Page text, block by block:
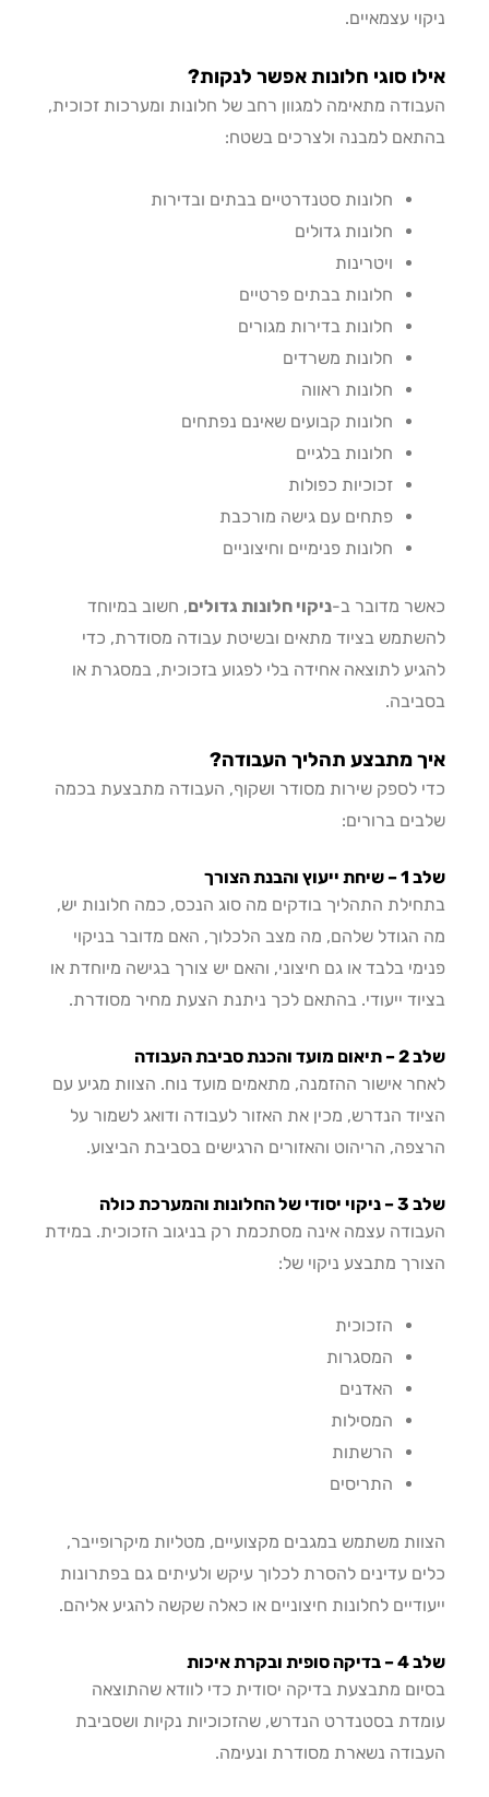
עצמאיים.
סוגי חלונות אפשר לנקות?
מתאימה למגוון רחב של חלונות ומערכות זכוכית,
למבנה ולצרכים בשטח:
חלונות סטנדרטיים בבתים ובדירות
חלונות גדולים
ויטרינות
חלונות בבתים פרטיים
חלונות בדירות מגורים
חלונות משרדים
חלונות ראווה
חלונות קבועים שאינם נפתחים
חלונות בלגיים
זכוכיות כפולות
פתחים עם גישה מורכבת
חלונות פנימיים וחיצוניים
מדובר ב-ניקוי חלונות גדולים, חשוב במיוחד
בציוד מתאים ובשיטת עבודה מסודרת, כדי
לתוצאה אחידה בלי לפגוע בזכוכית, במסגרת או
מתבצע תהליך העבודה?
לספק שירות מסודר ושקוף, העבודה מתבצעת בכמה
ברורים:
התהליך בודקים מה סוג הנכס, כמה חלונות יש,
שלהם, מה מצב הלכלוך, האם מדובר בניקוי
בלבד או גם חיצוני, והאם יש צורך בגישה מיוחדת או
ייעודי. בהתאם לכך ניתנת הצעת מחיר מסודרת.
אישור ההזמנה, מתאמים מועד נוח. הצוות מגיע עם
הנדרש, מכין את האזור לעבודה ודואג לשמור על
הריהוט והאזורים הרגישים בסביבת הביצוע.
עצמה אינה מסתכמת רק בניגוב הזכוכית. במידת
מתבצע ניקוי של:
הזכוכית
המסגרות
האדנים
המסילות
הרשתות
התריסים
משתמש במגבים מקצועיים, מטליות מיקרופייבר,
עדינים להסרת לכלוך עיקש ולעיתים גם בפתרונות
לחלונות חיצוניים או כאלה שקשה להגיע אליהם.
מתבצעת בדיקה יסודית כדי לוודא שהתוצאה
בסטנדרט הנדרש, שהזכוכיות נקיות ושסביבת
נשארת מסודרת ונעימה.